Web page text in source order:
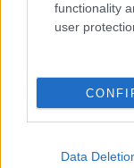
functionality
user
Data